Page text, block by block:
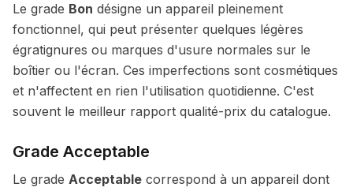
Le grade Bon désigne un appareil pleinement
fonctionnel, qui peut présenter quelques légères
égratignures ou marques d'usure normales sur le
boîtier ou l'écran. Ces imperfections sont cosmétiques
et n'affectent en rien l'utilisation quotidienne. C'est
souvent le meilleur rapport qualité-prix du catalogue.
Grade Acceptable
Le grade Acceptable correspond à un appareil dont